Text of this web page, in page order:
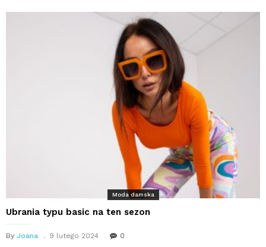
Moda damska
Ubrania typu basic na ten sezon
By Joana 9 lutego 2024 0